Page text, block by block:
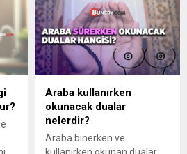
Araba kullanırken
okunacak dualar
nelerdir?
Araba binerken ve